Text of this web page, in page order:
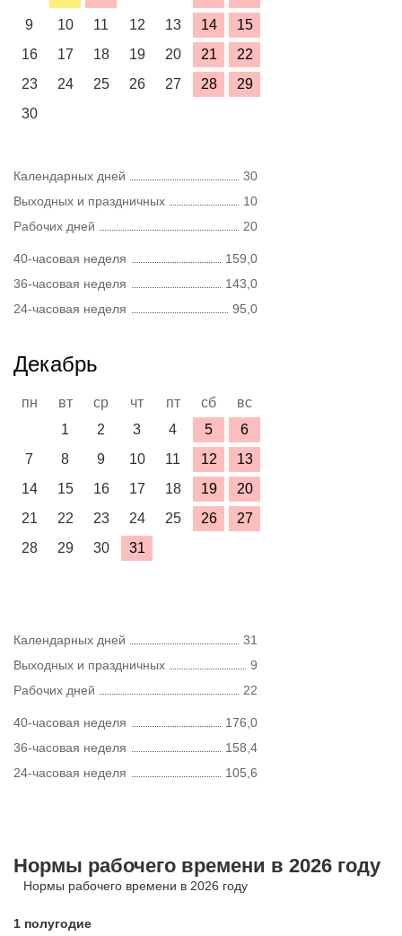
9
10 11 12 13 14
15
16
17 18 19 20 21
22
23
24 25 26 27 28
29
30
Календарных дней
30
Выходных и праздничных
10
Рабочих дней
20
40-часовая неделя
159,0
36-часовая неделя
143,0
24-часовая неделя
95,0
Декабрь
пн вт ср чт пт сб
вс
1
2 3 4 5
6
7
8 9 10 11 12
13
14
15 16 17 18 19
20
21
22 23 24 25 26
27
28
29 30 31
Календарных дней
31
Выходных и праздничных
9
Рабочих дней
22
40-часовая неделя
176,0
36-часовая неделя
158,4
24-часовая неделя
105,6
Нормы рабочего времени в 2026 году
Нормы рабочего времени в 2026 году
1 полугодие